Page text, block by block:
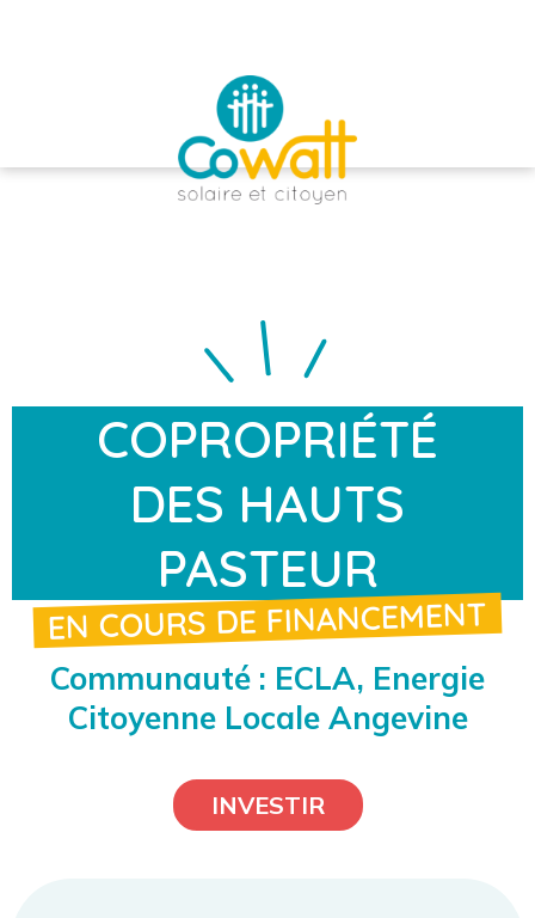
COPROPRIÉTÉ
DES HAUTS
PASTEUR
EN COURS DE FINANCEMENT
Communauté : ECLA, Energie
Citoyenne Locale Angevine
INVESTIR